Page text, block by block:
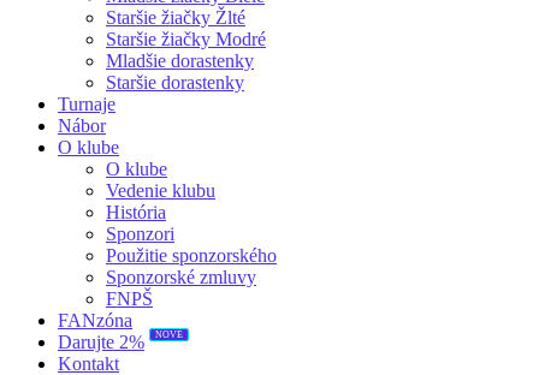
Staršie žiačky Žlté
Staršie žiačky Modré
Mladšie dorastenky
Staršie dorastenky
Turnaje
Nábor
O klube
O klube
Vedenie klubu
História
Sponzori
Použitie sponzorského
Sponzorské zmluvy
FNPŠ
FANzóna
Darujte 2%
NOVÉ
Kontakt